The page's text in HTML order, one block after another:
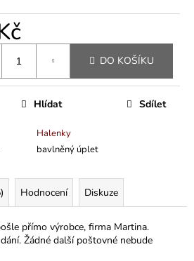
DO KOŠÍKU
Halenky
bavlněný úplet
Hlídat Sdílet
Hodnocení Diskuze
přímo výrobce, firma Martina.
Žádné další poštovné nebude